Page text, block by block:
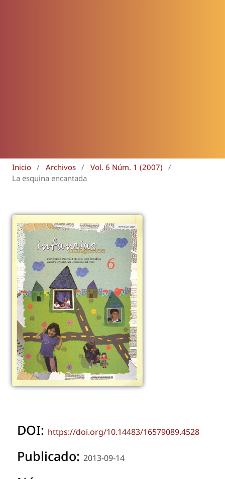
Inicio / Archivos / Vol. 6 Núm. 1 (2007)
/
La esquina encantada
DOI: https://doi.org/10.14483/16579089.4528
Publicado: 2013-09-14